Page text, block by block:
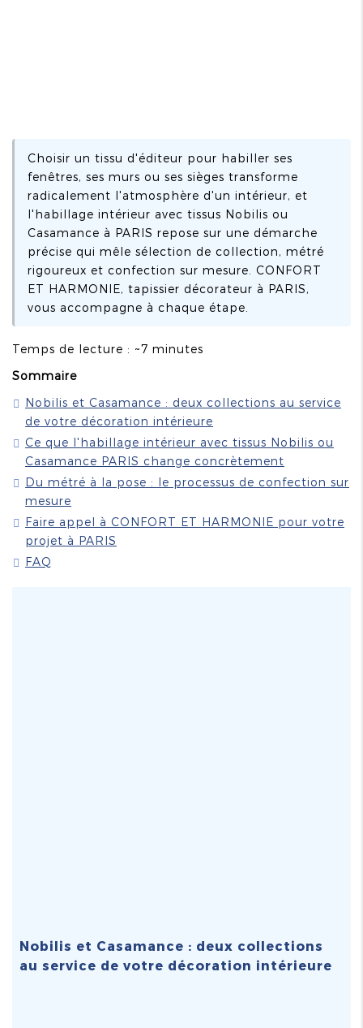
Choisir un tissu d'éditeur pour habiller ses
fenêtres, ses murs ou ses sièges transforme
radicalement l'atmosphère d'un intérieur, et
l'habillage intérieur avec tissus Nobilis ou
Casamance à PARIS repose sur une démarche
précise qui mêle sélection de collection, métré
rigoureux et confection sur mesure. CONFORT
ET HARMONIE, tapissier décorateur à PARIS,
vous accompagne à chaque étape.
Temps de lecture : ~7 minutes
Sommaire
Nobilis et Casamance : deux collections au service
de votre décoration intérieure
Ce que l'habillage intérieur avec tissus Nobilis ou
Casamance PARIS change concrètement
Du métré à la pose : le processus de confection sur
mesure
Faire appel à CONFORT ET HARMONIE pour votre
projet à PARIS
FAQ
Nobilis et Casamance : deux collections
au service de votre décoration intérieure